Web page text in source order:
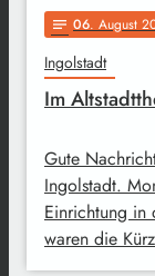
notes 06. August
Ingolstadt
Im
Gute
Ingolstadt.
Einrichtung in
waren die